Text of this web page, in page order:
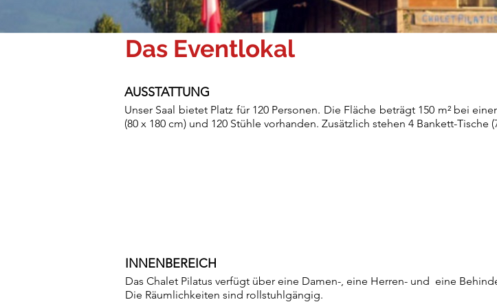
Das Eventlokal
AUSSTATTUNG
Unser Saal bietet Platz für120 Personen. Die Fläche beträgt 150 m² bei
(80 x 180 cm) und 120 Stühle vorhanden. Zusätzlich stehen 4 Bankett-Tische
INNENBEREICH
Das Chalet Pilatus verfügt über eine Damen-, eine Herren- und eine
Die Räumlichkeiten sind rollstuhlgängig.